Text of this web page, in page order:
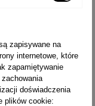
zapisywane na
internetowe, które
zapamiętywanie
doświadczenia
plików cookie: